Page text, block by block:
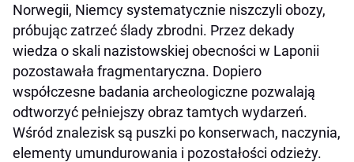
Norwegii, Niemcy systematycznie niszczyli obozy,
próbując zatrzeć ślady zbrodni. Przez dekady
wiedza o skali nazistowskiej obecności w Laponii
pozostawała fragmentaryczna. Dopiero
współczesne badania archeologiczne pozwalają
odtworzyć pełniejszy obraz tamtych wydarzeń.
Wśród znalezisk są puszki po konserwach, naczynia,
elementy umundurowania i pozostałości odzieży.